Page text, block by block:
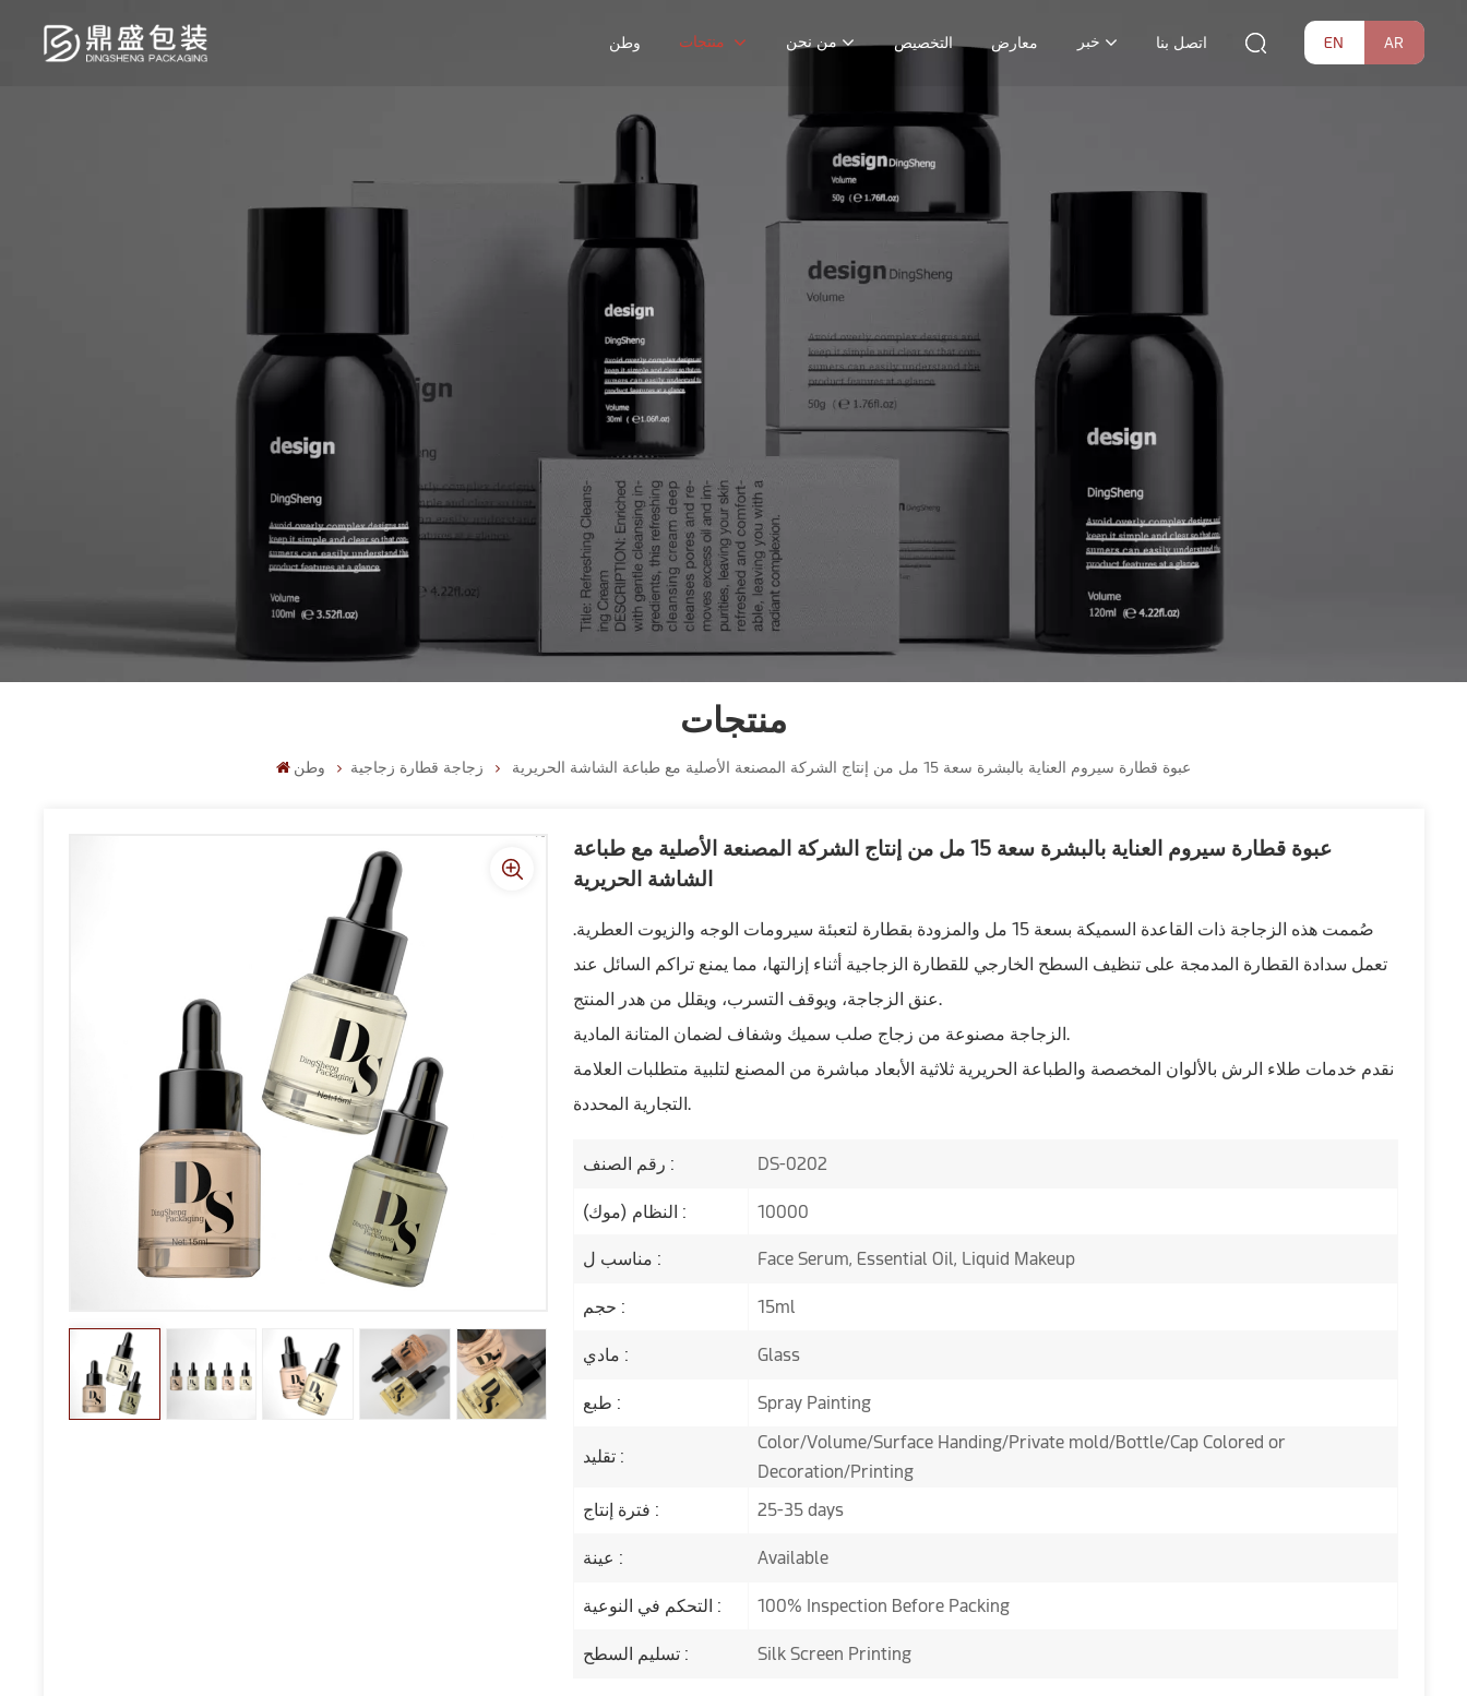
وطن من نحن التخصيص معارض خبر اتصل بنا EN AR
منتجات
وطن زجاجة قطارة زجاجية عبوة قطارة سيروم العناية بالبشرة سعة 15 مل من إنتاج الشركة المصنعة الأصلية مع طباعة الشاشة الحريرية
عبوة قطارة سيروم العناية بالبشرة سعة 15 مل من إنتاج الشركة المصنعة الأصلية مع طباعة
الشاشة الحريرية
صُممت هذه الزجاجة ذات القاعدة السميكة بسعة 15 مل والمزودة بقطارة لتعبئة سيرومات الوجه والزيوت العطرية.
تعمل سدادة القطارة المدمجة على تنظيف السطح الخارجي للقطارة الزجاجية أثناء إزالتها، مما يمنع تراكم السائل عند
عنق الزجاجة، ويوقف التسرب، ويقلل من هدر المنتج.
الزجاجة مصنوعة من زجاج صلب سميك وشفاف لضمان المتانة المادية.
نقدم خدمات طلاء الرش بالألوان المخصصة والطباعة الحريرية ثلاثية الأبعاد مباشرة من المصنع لتلبية متطلبات العلامة
التجارية المحددة.
رقم الصنف : DS-0202
النظام (موك) : 10000
مناسب ل : Face Serum, Essential Oil, Liquid Makeup
حجم : 15ml
مادي : Glass
طبع : Spray Painting
تقليد :
Color/Volume/Surface Handing/Private mold/Bottle/Cap Colored or
Decoration/Printing
فترة إنتاج :
25-35 days
عينة : Available
التحكم في النوعية : 100% Inspection Before Packing
تسليم السطح : Silk Screen Printing